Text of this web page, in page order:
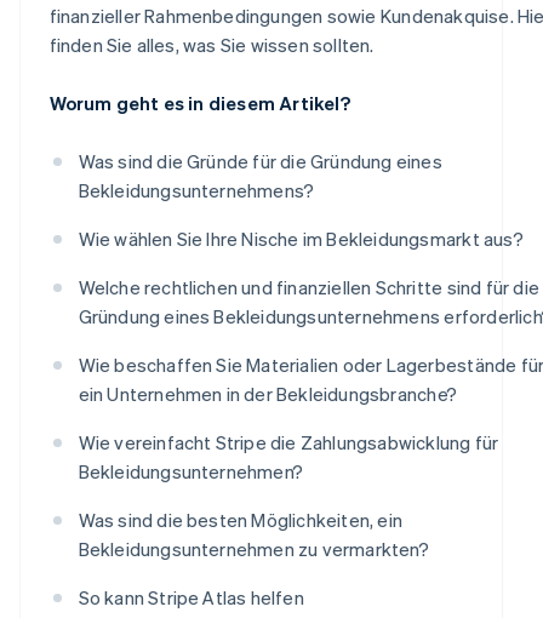
finanzieller Rahmenbedingungen sowie Kundenakquise.
finden Sie alles, was Sie wissen sollten.
Worum geht es in diesem Artikel?
Was sind die Gründe für die Gründung eines
Bekleidungsunternehmens?
Wie wählen Sie Ihre Nische im Bekleidungsmarkt aus?
Welche rechtlichen und finanziellen Schritte sind für die
Gründung eines Bekleidungsunternehmens
Wie beschaffen Sie Materialien oder Lagerbestände
ein Unternehmen in der Bekleidungsbranche?
Wie vereinfacht Stripe die Zahlungsabwicklung für
Bekleidungsunternehmen?
Was sind die besten Möglichkeiten, ein
Bekleidungsunternehmen zu vermarkten?
So kann Stripe Atlas helfen